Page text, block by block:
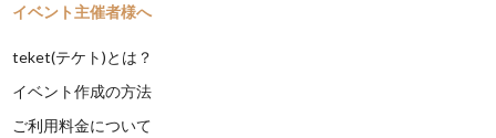
イベント主催者様へ
teket(テケト)とは？
イベント作成の方法
ご利用料金について